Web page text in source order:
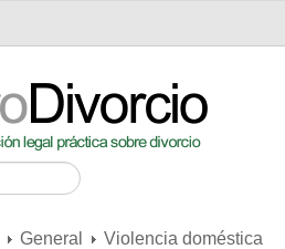
General Violencia doméstica